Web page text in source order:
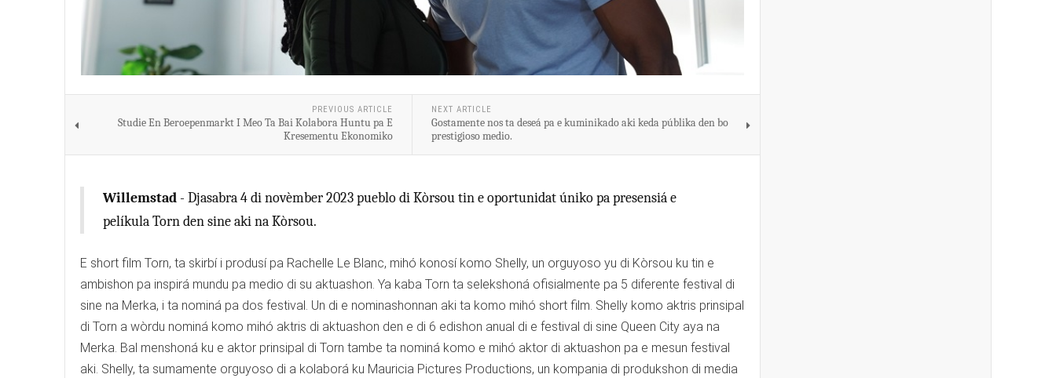
PREVIOUS ARTICLE
Studie En Beroepenmarkt I Meo Ta Bai Kolabora Huntu pa E
Kresementu Ekonomiko
NEXT ARTICLE
Gostamente nos ta deseá pa e kuminikado aki keda públika den bo
prestigioso medio.
Willemstad - Djasabra 4 di novèmber 2023 pueblo di Kòrsou tin e oportunidat úniko pa presensiá e
pelíkula Torn den sine aki na Kòrsou.
E short film Torn, ta skirbí i produsí pa Rachelle Le Blanc, mihó konosí komo Shelly, un orguyoso yu di Kòrsou ku tin e
ambishon pa inspirá mundu pa medio di su aktuashon. Ya kaba Torn ta selekshoná ofisialmente pa 5 diferente festival di
sine na Merka, i ta nominá pa dos festival. Un di e nominashonnan aki ta komo mihó short film. Shelly komo aktris prinsipal
di Torn a wòrdu nominá komo mihó aktris di aktuashon den e di 6 edishon anual di e festival di sine Queen City aya na
Merka. Bal menshoná ku e aktor prinsipal di Torn tambe ta nominá komo e mihó aktor di aktuashon pa e mesun festival
aki. Shelly, ta sumamente orguyoso di a kolaborá ku Mauricia Pictures Productions, un kompania di produkshon di media